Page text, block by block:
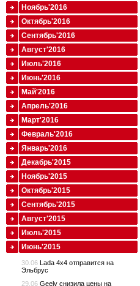
Ноябрь'2016
Октябрь'2016
Сентябрь'2016
Август'2016
Июль'2016
Июнь'2016
Май'2016
Апрель'2016
Март'2016
Февраль'2016
Январь'2016
Декабрь'2015
Ноябрь'2015
Октябрь'2015
Сентябрь'2015
Август'2015
Июль'2015
Июнь'2015
30.06 Lada 4x4 отправится на
Эльбрус
29.06 Geely снизила цены на